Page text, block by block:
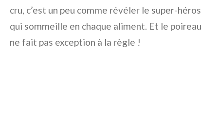
cru, c’est un peu comme révéler le super-héros
qui sommeille en chaque aliment. Et le poireau
ne fait pas exception à la règle !